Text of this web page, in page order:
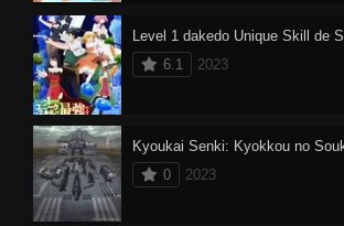
6.1
2023
Kyoukai Senki: Kyokkou no
0
2023